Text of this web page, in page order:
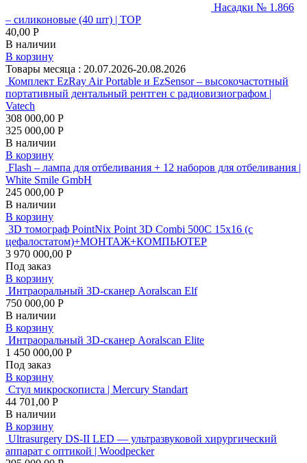
Насадки № 1.866
– силиконовые (40 шт) | ТОР
40,00 Р
В наличии
В корзину
Товары месяца : 20.07.2026-20.08.2026
Комплект EzRay Air Portable и EzSensor – высокочастотный
портативный дентальный рентген с радиовизиографом |
Vatech
308 000,00 Р
325 000,00 Р
В наличии
В корзину
Flash – лампа для отбеливания + 12 наборов для отбеливания |
White Smile GmbH
245 000,00 Р
В наличии
В корзину
3D томограф PointNix Point 3D Combi 500C 15х16 (с
цефалостатом)+МОНТАЖ+КОМПЬЮТЕР
3 970 000,00 Р
Под заказ
В корзину
Интраоральный 3D-сканер Aoralscan Elf
750 000,00 Р
В наличии
В корзину
Интраоральный 3D-сканер Aoralscan Elite
1 450 000,00 Р
Под заказ
В корзину
Стул микроскописта | Mercury Standart
44 701,00 Р
В наличии
В корзину
Ultrasurgery DS-II LED — ультразвуковой хирургический
аппарат с оптикой | Woodpecker